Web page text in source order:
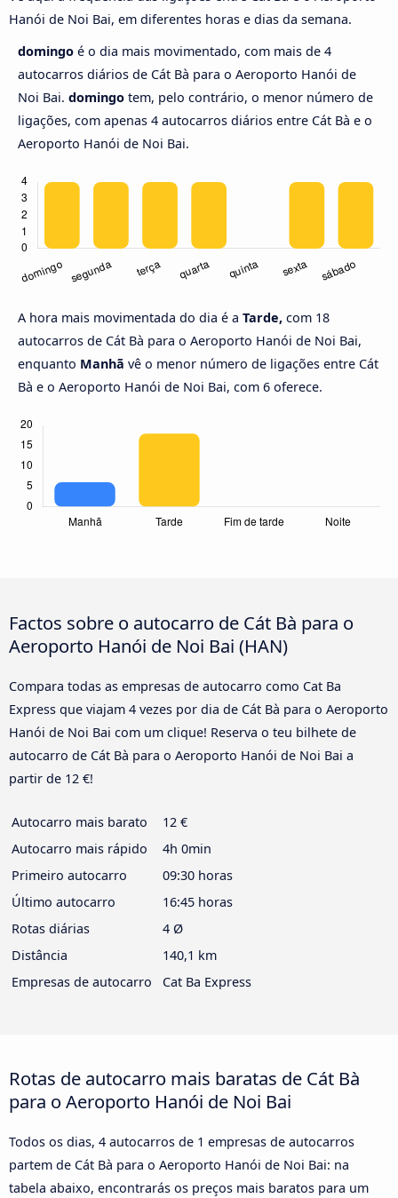
Hanói de Noi Bai, em diferentes horas e dias da semana.
domingo é o dia mais movimentado, com mais de 4
autocarros diários de Cát Bà para o Aeroporto Hanói de
Noi Bai. domingo tem, pelo contrário, o menor número de
ligações, com apenas 4 autocarros diários entre Cát Bà e o
Aeroporto Hanói de Noi Bai.
A hora mais movimentada do dia é a Tarde, com 18
autocarros de Cát Bà para o Aeroporto Hanói de Noi Bai,
enquanto Manhã vê o menor número de ligações entre Cát
Bà e o Aeroporto Hanói de Noi Bai, com 6 oferece.
Factos sobre o autocarro de Cát Bà para o
Aeroporto Hanói de Noi Bai (HAN)
Compara todas as empresas de autocarro como Cat Ba
Express que viajam 4 vezes por dia de Cát Bà para o Aeroporto
Hanói de Noi Bai com um clique! Reserva o teu bilhete de
autocarro de Cát Bà para o Aeroporto Hanói de Noi Bai a
partir de 12 €!
Autocarro mais barato
12 €
Autocarro mais rápido
4h 0min
Primeiro autocarro
09:30 horas
Último autocarro
16:45 horas
Rotas diárias
4 Ø
Distância
140,1 km
Empresas de autocarro
Cat Ba Express
Rotas de autocarro mais baratas de Cát Bà
para o Aeroporto Hanói de Noi Bai
Todos os dias, 4 autocarros de 1 empresas de autocarros
partem de Cát Bà para o Aeroporto Hanói de Noi Bai: na
tabela abaixo, encontrarás os preços mais baratos para um